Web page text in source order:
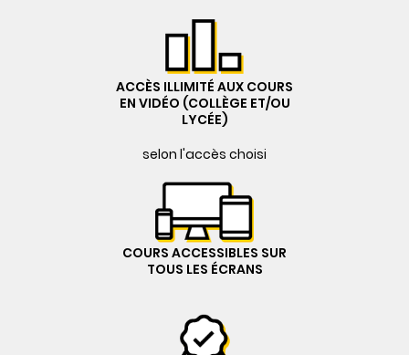
ACCÈS ILLIMITÉ AUX COURS
EN VIDÉO (COLLÈGE ET/OU
LYCÉE)
selon l'accès choisi
COURS ACCESSIBLES SUR
TOUS LES ÉCRANS